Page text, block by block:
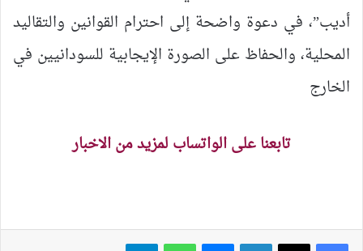
أديب”، في دعوة واضحة إلى احترام القوانين والتقاليد
المحلية، والحفاظ على الصورة الإيجابية للسودانيين في
الخارج
تابعنا على الواتساب لمزيد من الاخبار
لينكدإن ماسنجر واتساب تيلقرام